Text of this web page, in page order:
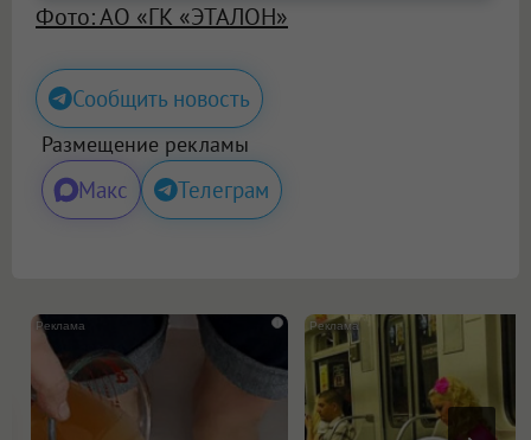
Фото: АО «ГК «ЭТАЛОН»
Сообщить новость
Размещение рекламы
Макс Телеграм
i